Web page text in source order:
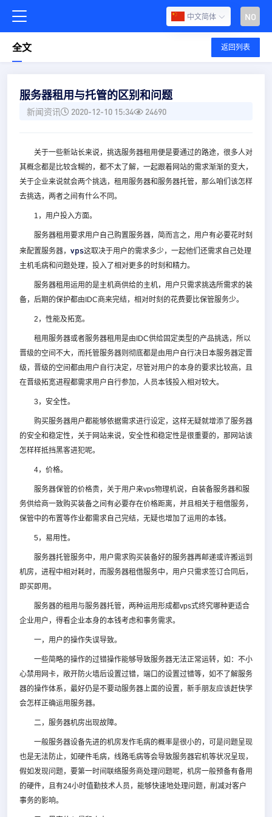
中文简体 NO
全文 返回列表
服务器租用与托管的区别和问题
新闻资讯 2020-12-10 15:34 24690
关于一些新站长来说，挑选服务器租用便是要通过的路途，很多人对
其概念都是比较含糊的，都不太了解，一起跟着网站的需求渐渐的变大，
关于企业来说就会两个挑选，租用服务器和服务器托管，那么咱们该怎样
去挑选，两者之间有什么不同。
1，用户投入方面。
服务器租用要求用户自己购置服务器，简而言之，用户有必要花时刻
来配置服务器， vps这取决于用户的需求多少，一起他们还需求自己处理
主机毛病和问题处理，投入了相对更多的时刻和精力。
服务器租用运用的是主机商供给的主机，用户只需求挑选所需求的装
备，后期的保护都由IDC商来完结，相对时刻的花费要比保管服务少。
2，性能及拓宽。
租用服务器或者服务器租用是由IDC供给固定类型的产品挑选，所以
晋级的空间不大，而托管服务器则彻底都是由用户自行决日本服务器定晋
级，晋级的空间都由用户自行决定，尽管对用户的本身的要求比较高，且
在晋级拓宽进程都需求用户自行参加，人员本钱投入相对较大。
3，安全性。
购买服务器用户都能够依据需求进行设定，这样无疑就增添了服务器
的安全和稳定性，关于网站来说，安全性和稳定性是很重要的，那网站该
怎样样抵挡黑客进犯呢。
4，价格。
服务器保管的价格贵，关于用户来vps物理机说，自装备服务器和服
务供给商一致购买装备之间有必要存在价格距离，并且相关于租借服务，
保管中的布置等作业都需求自己完结，无疑也增加了运用的本钱。
5，易用性。
服务器托管服务中，用户需求购买装备好的服务器再邮递或许搬运到
机房，进程中相对耗时，而服务器租借服务中，用户只需求签订合同后，
即买即用。
服务器的租用与服务器托管，两种运用形成都vps式终究哪种更适合
企业用户，得看企业本身的本钱考虑和事务需求。
一，用户的操作失误导致。
一些简略的操作的过错操作能够导致服务器无法正常运转，如：不小
心禁用网卡，敞开防火墙后设置过错，端口的设置过错等，如不了解服务
器的操作体系，最好仍是不要动服务器上面的设置，新手朋友应该赶快学
会怎样正确运用服务器。
二，服务器机房出现故障。
一般服务器设备先进的机房发作毛病的概率是很小的，可是问题呈现
也是无法防止，如硬件毛病，线路毛病等会导致服务器宕机等状况呈现，
假如发现问题，要第一时间联络服务商处理问题呢，机房一般预备有备用
的硬件，且有24小时值勤技术人员，能够快速地处理问题，削减对客户
事务的影响。